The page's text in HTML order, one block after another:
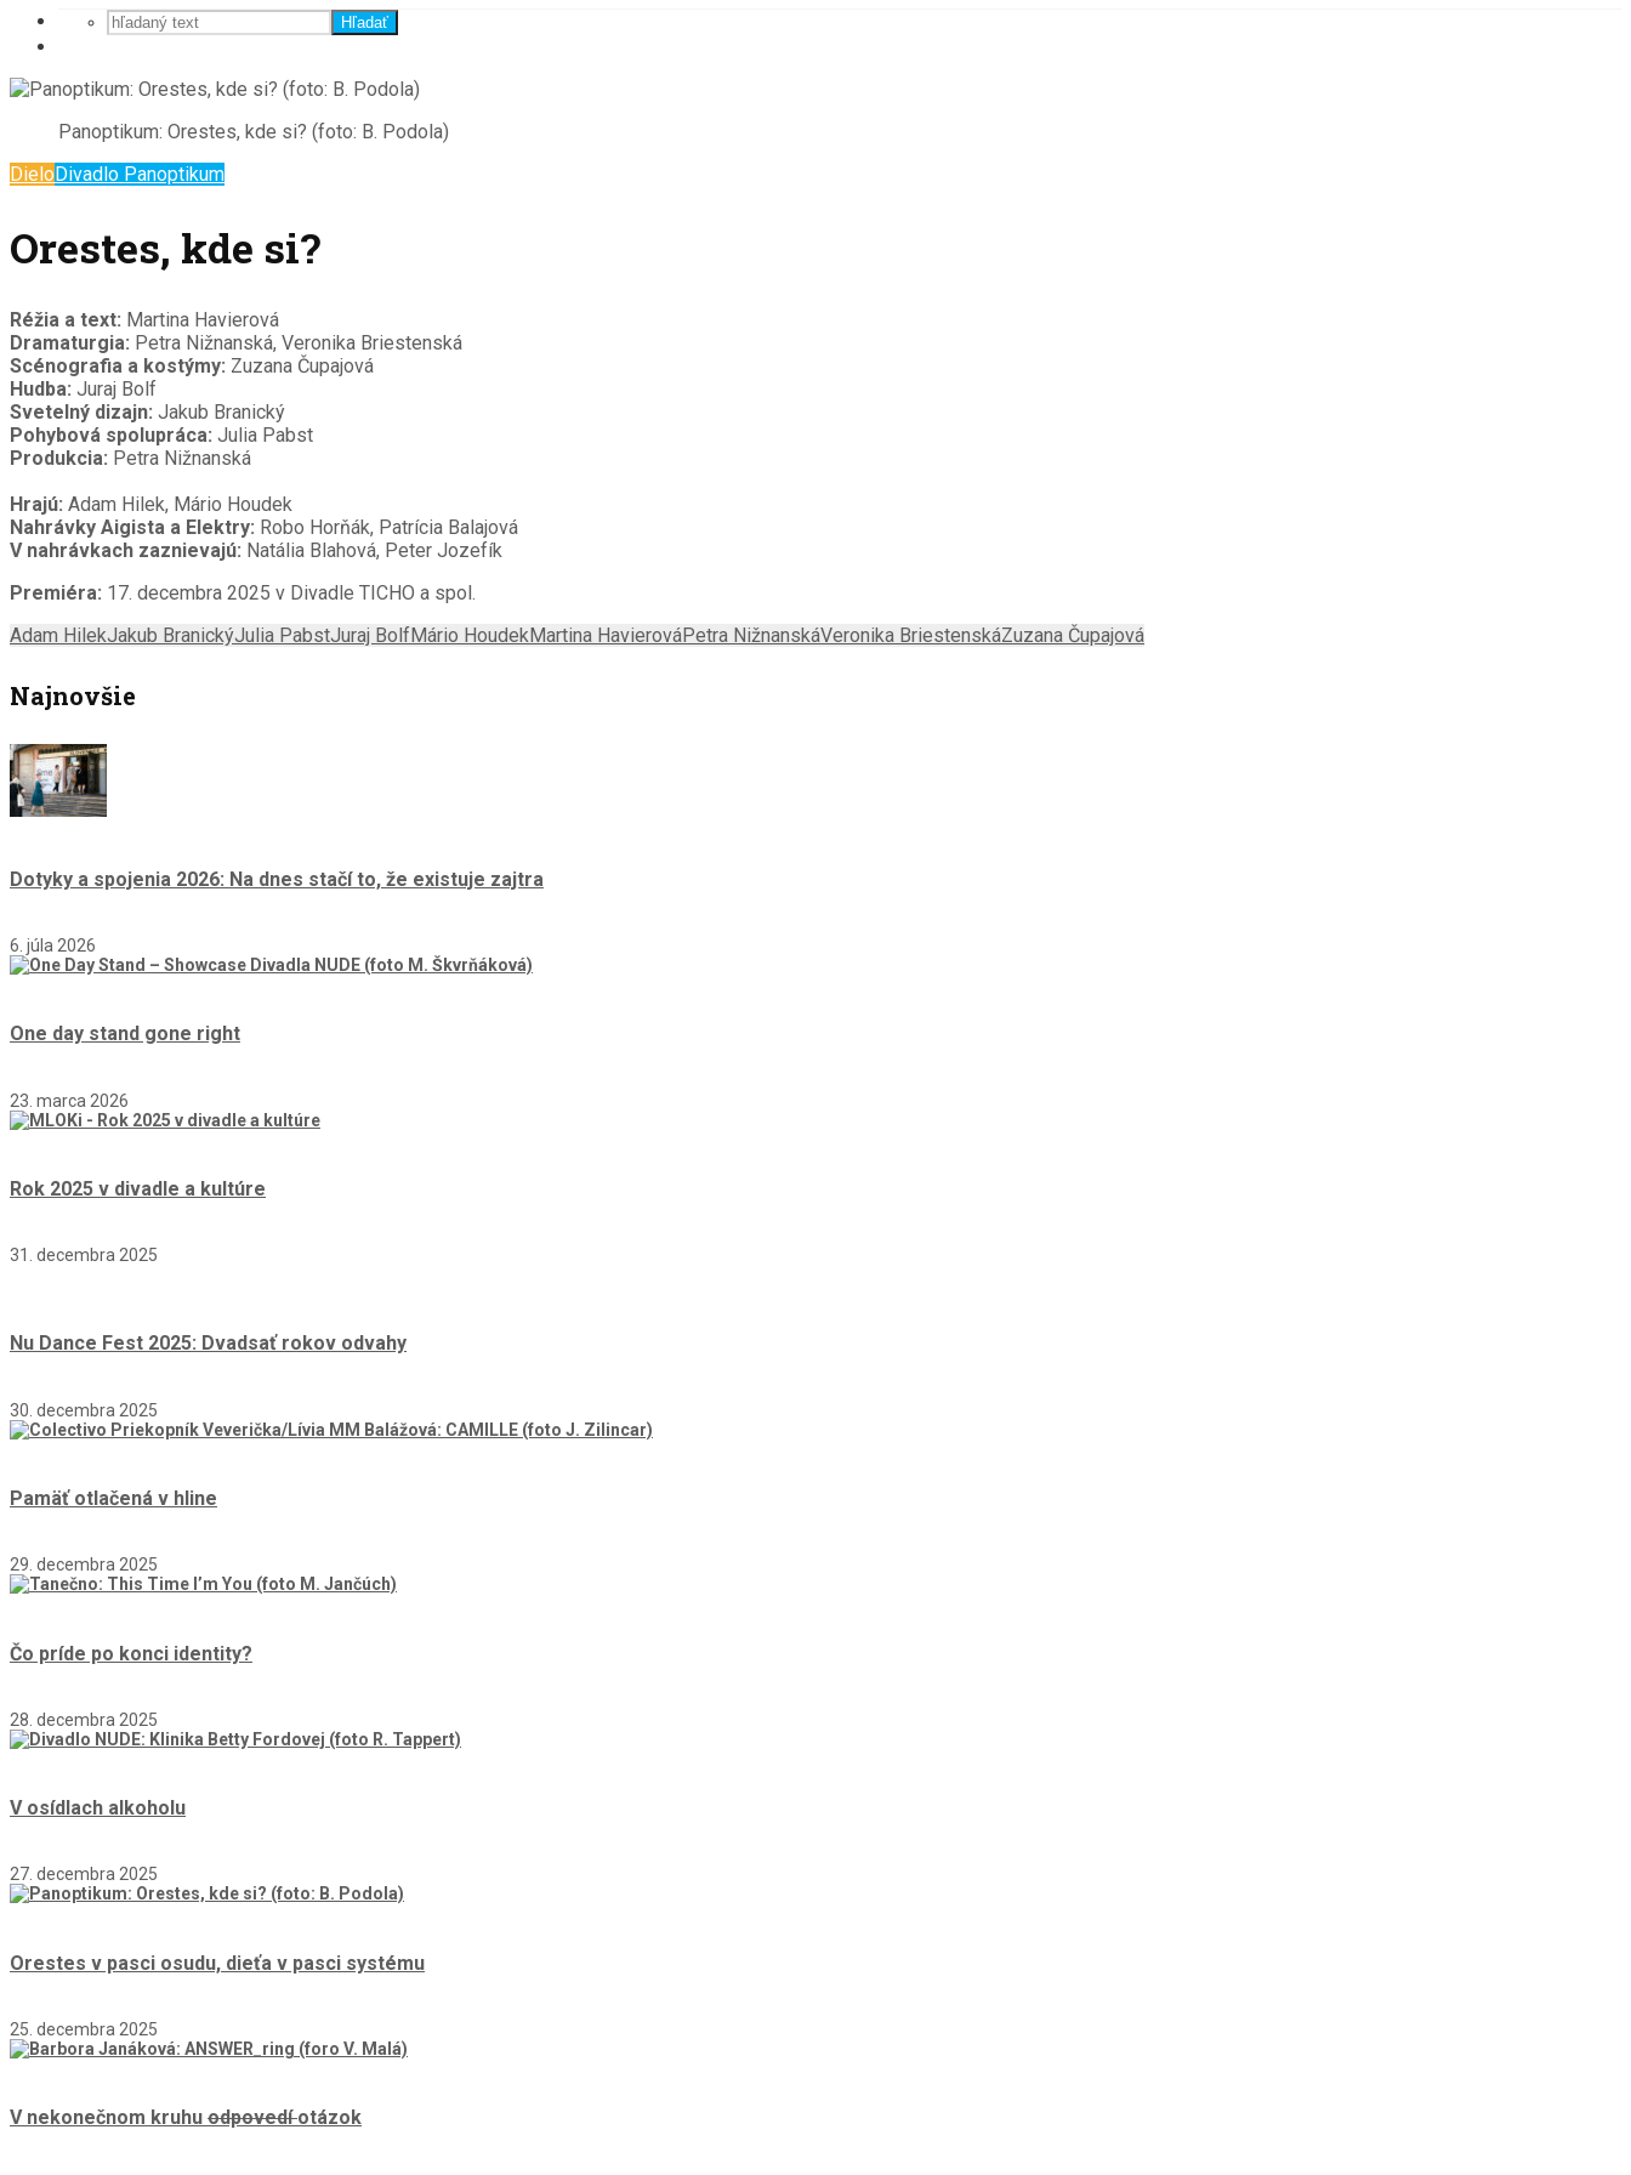
Hľadať
Panoptikum: Orestes, kde si? (foto: B. Podola)
DieloDivadlo Panoptikum
Orestes, kde si?
Réžia a text: Martina Havierová
Dramaturgia: Petra Nižnanská, Veronika Briestenská
Scénografia a kostýmy: Zuzana Čupajová
Hudba: Juraj Bolf
Svetelný dizajn: Jakub Branický
Pohybová spolupráca: Julia Pabst
Produkcia: Petra Nižnanská
Hrajú: Adam Hilek, Mário Houdek
Nahrávky Aigista a Elektry: Robo Horňák, Patrícia Balajová
V nahrávkach zaznievajú: Natália Blahová, Peter Jozefík
Premiéra: 17. decembra 2025 v Divadle TICHO a spol.
Adam HilekJakub BranickýJulia PabstJuraj Bolf Mário HoudekMartina HavierováPetra NižnanskáVeronika BriestenskáZuzana Čupajová
Najnovšie
Dotyky a spojenia 2026: Na dnes stačí to, že existuje zajtra
6. júla 2026
One day stand gone right
23. marca 2026
Rok 2025 v divadle a kultúre
31. decembra 2025
Nu Dance Fest 2025: Dvadsať rokov odvahy
30. decembra 2025
Pamäť otlačená v hline
29. decembra 2025
Čo príde po konci identity?
28. decembra 2025
V osídlach alkoholu
27. decembra 2025
Orestes v pasci osudu, dieťa v pasci systému
25. decembra 2025
V nekonečnom kruhu odpovedíotázok